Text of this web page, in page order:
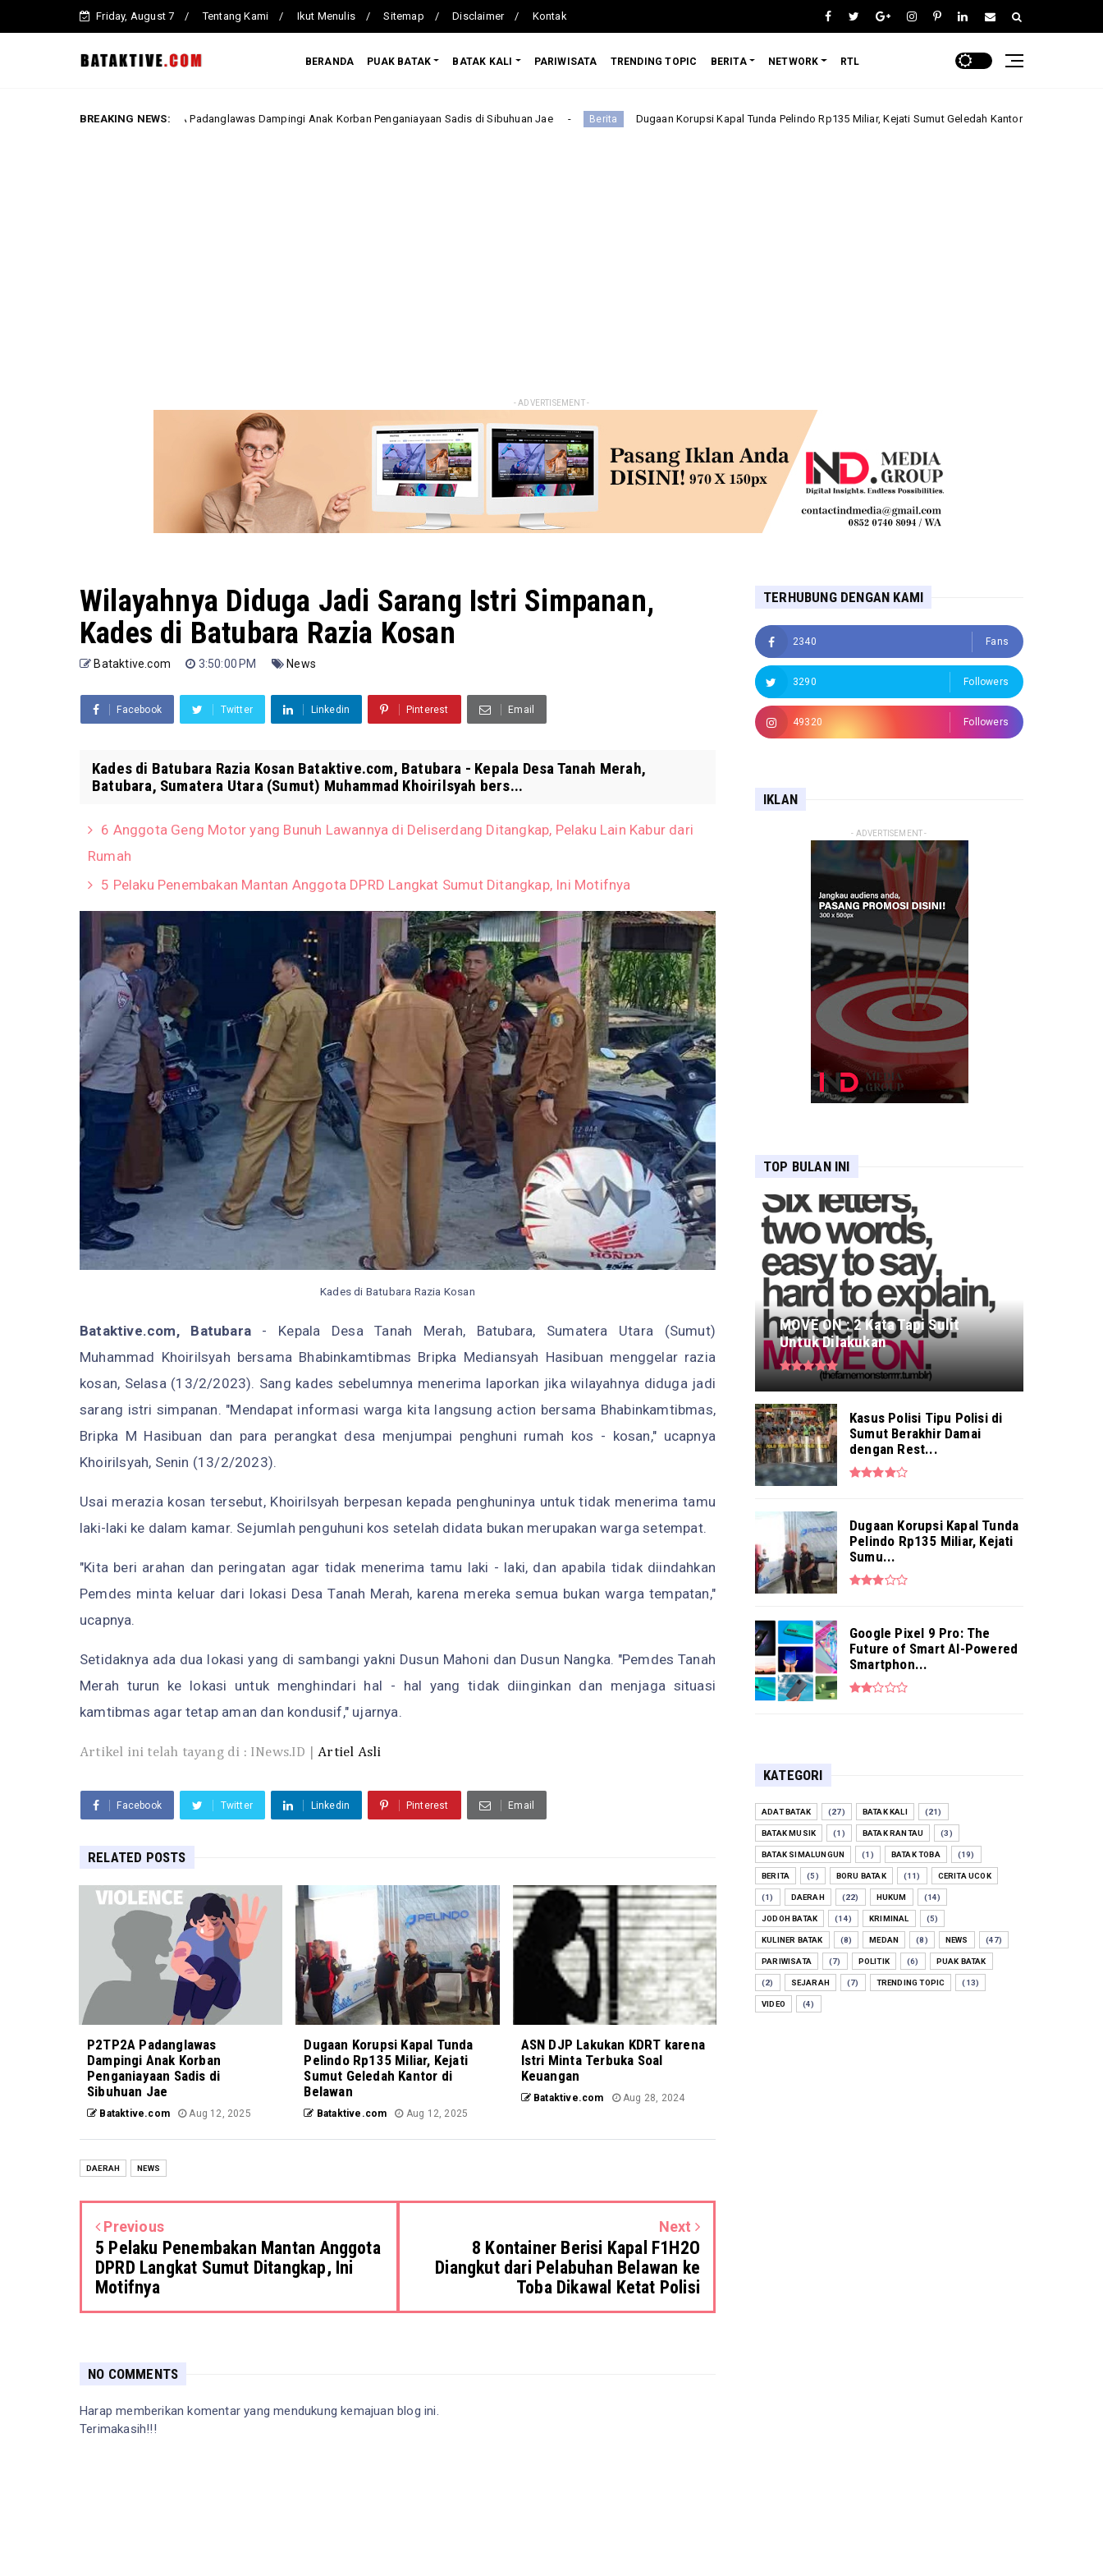
Friday, August 7 Tentang Kami Ikut Menulis Sitemap Disclaimer Kontak
BERANDA PUAK BATAK BATAK KALI PARIWISATA TRENDING TOPIC BERITA NETWORK RTL
BREAKING NEWS:
P2TP2A Padanglawas Dampingi Anak Korban Penganiayaan Sadis di Sibuhuan Jae Berita Dugaan Korupsi Kapal Tunda Pelindo Rp135 Miliar, Kejati Sumut Geledah Kantor di Belawan
- ADVERTISEMENT -
Wilayahnya Diduga Jadi Sarang Istri Simpanan,
Kades di Batubara Razia Kosan
Bataktive.com 3:50:00 PM News
Facebook Twitter Linkedin Pinterest Email
Kades di Batubara Razia Kosan Bataktive.com, Batubara - Kepala Desa Tanah Merah,
Batubara, Sumatera Utara (Sumut) Muhammad Khoirilsyah bers...
6 Anggota Geng Motor yang Bunuh Lawannya di Deliserdang Ditangkap, Pelaku Lain Kabur dari
Rumah
5 Pelaku Penembakan Mantan Anggota DPRD Langkat Sumut Ditangkap, Ini Motifnya
Kades di Batubara Razia Kosan
Bataktive.com, Batubara- Kepala Desa Tanah Merah, Batubara, Sumatera Utara (Sumut)
Muhammad Khoirilsyah bersama Bhabinkamtibmas Bripka Mediansyah Hasibuan menggelar razia
kosan, Selasa (13/2/2023). Sang kades sebelumnya menerima laporkan jika wilayahnya diduga jadi
sarang istri simpanan. "Mendapat informasi warga kita langsung action bersama Bhabinkamtibmas,
Bripka M Hasibuan dan para perangkat desa menjumpai penghuni rumah kos - kosan," ucapnya
Khoirilsyah, Senin (13/2/2023).
Usai merazia kosan tersebut, Khoirilsyah berpesan kepada penghuninya untuk tidak menerima tamu
laki-laki ke dalam kamar. Sejumlah penguhuni kos setelah didata bukan merupakan warga setempat.
"Kita beri arahan dan peringatan agar tidak menerima tamu laki - laki, dan apabila tidak diindahkan
Pemdes minta keluar dari lokasi Desa Tanah Merah, karena mereka semua bukan warga tempatan,"
ucapnya.
Setidaknya ada dua lokasi yang di sambangi yakni Dusun Mahoni dan Dusun Nangka. "Pemdes Tanah
Merah turun ke lokasi untuk menghindari hal - hal yang tidak diinginkan dan menjaga situasi
kamtibmas agar tetap aman dan kondusif," ujarnya.
Artikel ini telah tayang di : INews.ID |Artiel Asli
Facebook Twitter Linkedin Pinterest Email
RELATED POSTS
P2TP2A Padanglawas
Dampingi Anak Korban
Penganiayaan Sadis di
Sibuhuan Jae
Bataktive.com Aug 12, 2025
Dugaan Korupsi Kapal Tunda
Pelindo Rp135 Miliar, Kejati
Sumut Geledah Kantor di
Belawan
Bataktive.com Aug 12, 2025
ASN DJP Lakukan KDRT karena
Istri Minta Terbuka Soal
Keuangan
Bataktive.com Aug 28, 2024
DAERAH NEWS
Previous
5 Pelaku Penembakan Mantan Anggota
DPRD Langkat Sumut Ditangkap, Ini
Motifnya
Next
8 Kontainer Berisi Kapal F1H2O
Diangkut dari Pelabuhan Belawan ke
Toba Dikawal Ketat Polisi
NO COMMENTS
Harap memberikan komentar yang mendukung kemajuan blog ini.
Terimakasih!!!
TERHUBUNG DENGAN KAMI
2340 Fans
3290 Followers
49320 Followers
IKLAN
- ADVERTISEMENT -
TOP BULAN INI
MOVE ON : 2 Kata Tapi Sulit
Untuk Dilakukan
Kasus Polisi Tipu Polisi di
Sumut Berakhir Damai
dengan Rest...
Dugaan Korupsi Kapal Tunda
Pelindo Rp135 Miliar, Kejati
Sumu...
Google Pixel 9 Pro: The
Future of Smart AI-Powered
Smartphon...
KATEGORI
ADAT BATAK (27) BATAK KALI (21)
BATAK MUSIK (1) BATAK RANTAU (3)
BATAK SIMALUNGUN (1) BATAK TOBA (19)
BERITA (5) BORU BATAK (11) CERITA UCOK
(1) DAERAH (22) HUKUM (14)
JODOH BATAK (14) KRIMINAL (5)
KULINER BATAK (8) MEDAN (8) NEWS (47)
PARIWISATA (7) POLITIK (6) PUAK BATAK
(2) SEJARAH (7) TRENDING TOPIC (13)
VIDEO (4)